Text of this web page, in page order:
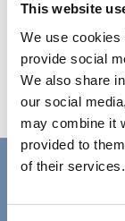
This website
We use cookies
provide social
We also share
our social
may combine it
provided to
of their services.
capsule oro-
Brochure